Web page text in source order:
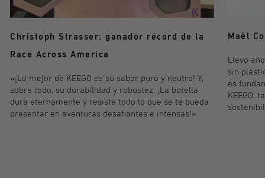
Christoph Strasser: ganador récord de la
Race Across America
«¡Lo mejor de KEEGO es su sabor puro y neutro! Y,
sobre todo, su durabilidad y robustez. ¡La botella
dura eternamente y resiste todo lo que se te pueda
presentar en aventuras desafiantes e intensas!».
Maël
Llevo
sin
es
KEEGO,